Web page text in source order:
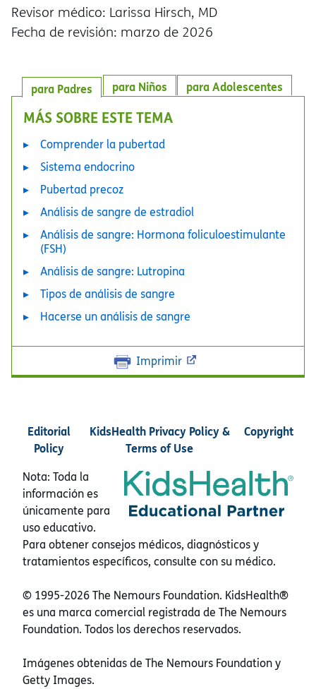
Revisor médico: Larissa Hirsch, MD
Fecha de revisión: marzo de 2026
para Adolescentes
para Niños
para Padres
MÁS SOBRE ESTE TEMA
Comprender la pubertad
Sistema endocrino
Pubertad precoz
Análisis de sangre de estradiol
Análisis de sangre: Hormona foliculoestimulante
(FSH)
Análisis de sangre: Lutropina
Tipos de análisis de sangre
Hacerse un análisis de sangre
Imprimir
Editorial
Policy
KidsHealth Privacy Policy &
Terms of Use
Copyright
Nota: Toda la
información es
únicamente para
uso educativo.
Para obtener consejos médicos, diagnósticos y
tratamientos específicos, consulte con su médico.
© 1995-2026 The Nemours Foundation. KidsHealth®
es una marca comercial registrada de The Nemours
Foundation. Todos los derechos reservados.
Imágenes obtenidas de The Nemours Foundation y
Getty Images.